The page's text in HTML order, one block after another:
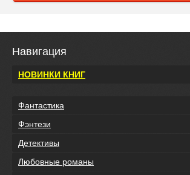
Навигация
НОВИНКИ КНИГ
Фантастика
Фэнтези
Детективы
Любовные романы